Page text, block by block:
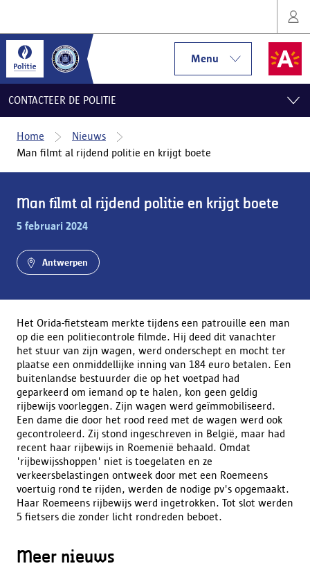
Menu
CONTACTEER DE POLITIE
Home
Nieuws
Man filmt al rijdend politie en krijgt boete
Man filmt al rijdend politie en krijgt boete
5 februari 2024
Antwerpen
Het Orida-fietsteam merkte tijdens een patrouille een man
op die een politiecontrole filmde. Hij deed dit vanachter
het stuur van zijn wagen, werd onderschept en mocht ter
plaatse een onmiddellijke inning van 184 euro betalen. Een
buitenlandse bestuurder die op het voetpad had
geparkeerd om iemand op te halen, kon geen geldig
rijbewijs voorleggen. Zijn wagen werd geïmmobiliseerd.
Een dame die door het rood reed met de wagen werd ook
gecontroleerd. Zij stond ingeschreven in België, maar had
recent haar rijbewijs in Roemenië behaald. Omdat
'rijbewijsshoppen' niet is toegelaten en ze
verkeersbelastingen ontweek door met een Roemeens
voertuig rond te rijden, werden de nodige pv's opgemaakt.
Haar Roemeens rijbewijs werd ingetrokken. Tot slot werden
5 fietsers die zonder licht rondreden beboet.
Meer nieuws